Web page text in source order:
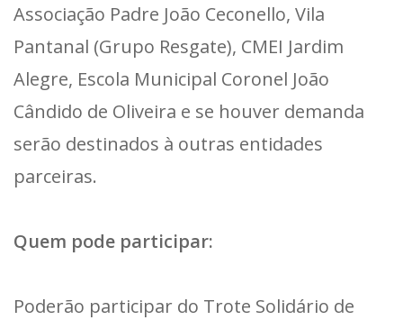
Associação Padre João Ceconello, Vila
Pantanal (Grupo Resgate), CMEI Jardim
Alegre, Escola Municipal Coronel João
Cândido de Oliveira e se houver demanda
serão destinados à outras entidades
parceiras.
Quem pode participar:
Poderão participar do Trote Solidário de